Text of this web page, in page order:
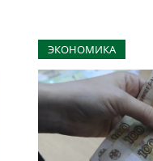
ЭКОНОМИКА